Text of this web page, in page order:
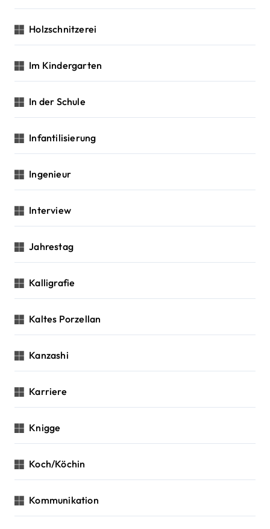
Holzschnitzerei
Im Kindergarten
In der Schule
Infantilisierung
Ingenieur
Interview
Jahrestag
Kalligrafie
Kaltes Porzellan
Kanzashi
Karriere
Knigge
Koch/Köchin
Kommunikation